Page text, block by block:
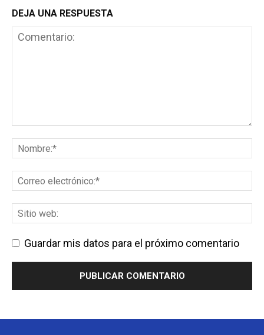
DEJA UNA RESPUESTA
Guardar mis datos para el próximo comentario